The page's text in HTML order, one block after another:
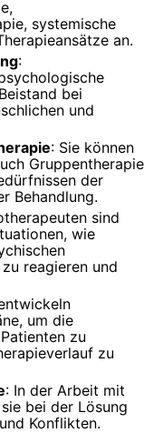
systemische
an.
:
bei
und
: Sie können
Gruppentherapie
der
Behandlung.
sind
wie
reagieren und
um die
zu
zu
: In der Arbeit mit
bei der Lösung
Konflikten.